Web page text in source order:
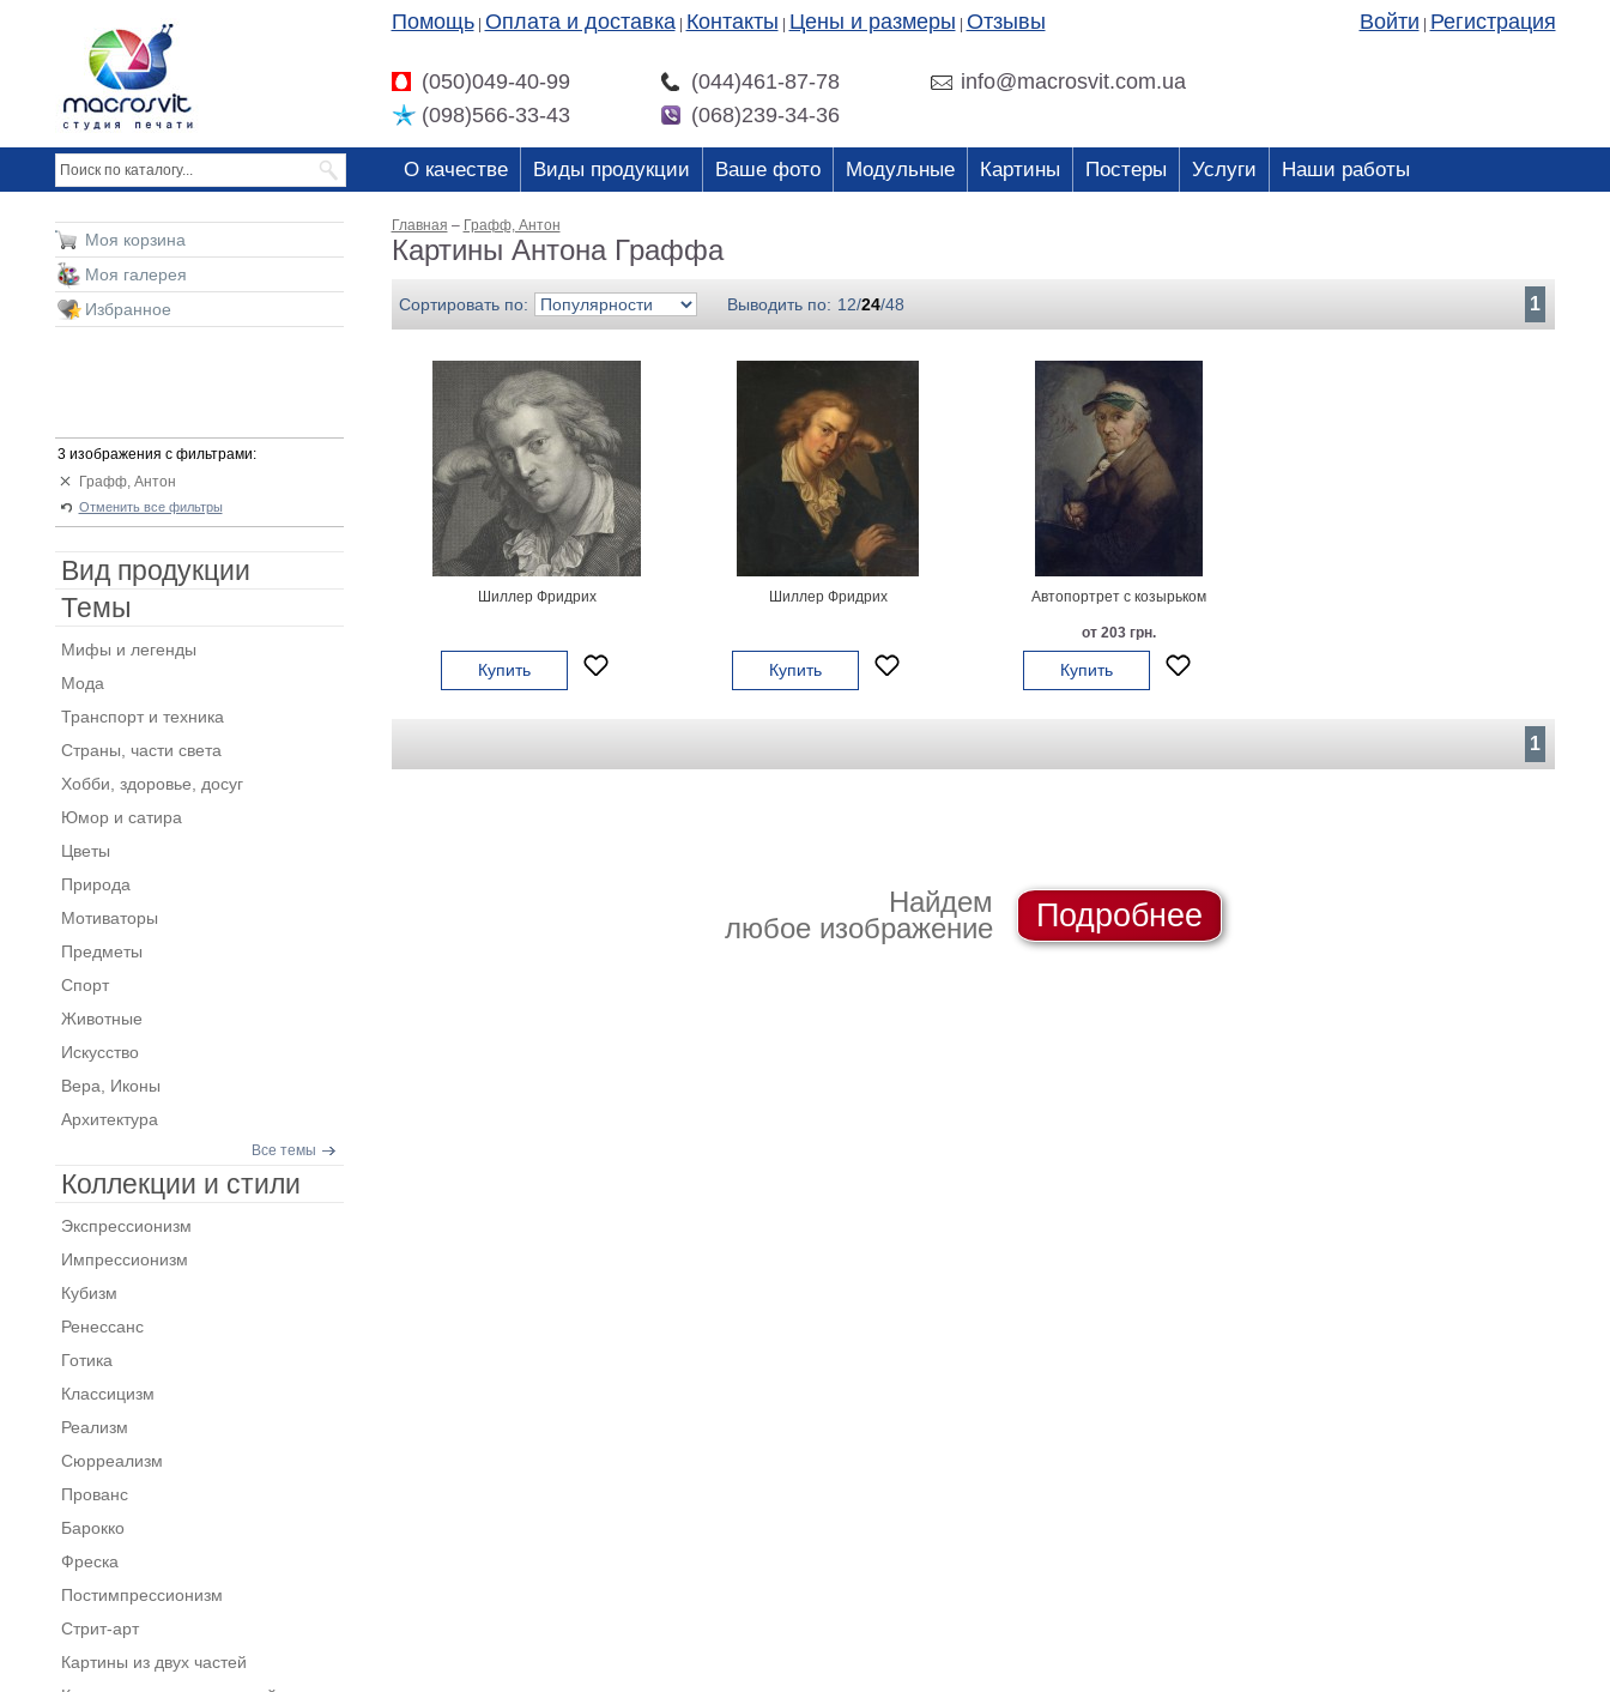
Помощь Оплата и доставка Контакты Цены и размеры Отзывы Войти Регистрация
(050)049-40-99 (044)461-87-78
info@macrosvit.com.ua
(098)566-33-43
(068)239-34-36
О качестве Виды продукции Ваше фото Модульные Картины Постеры Услуги Наши работы
Главная – Графф, Антон
Картины Антона Граффа
Сортировать по: Выводить по: 12/24/48 1
Шиллер Фридрих
Купить
Шиллер Фридрих
Купить
Автопортрет с козырьком
от 203 грн.
Купить
1
Найдем
любое изображение
Подробнее
Моя корзина
Моя галерея
Избранное
3 изображения с фильтрами:
Графф, Антон
Отменить все фильтры
Вид продукции
Темы
Мифы и легенды
Мода
Транспорт и техника
Страны, части света
Хобби, здоровье, досуг
Юмор и сатира
Цветы
Природа
Мотиваторы
Предметы
Спорт
Животные
Искусство
Вера, Иконы
Архитектура
Все темы
Коллекции и стили
Экспрессионизм
Импрессионизм
Кубизм
Ренессанс
Готика
Классицизм
Реализм
Сюрреализм
Прованс
Барокко
Фреска
Постимпрессионизм
Стрит-арт
Картины из двух частей